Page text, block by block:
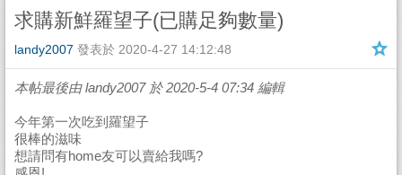
求購新鮮羅望子(已購足夠數量)
landy2007 發表於 2020-4-27 14:12:48
本帖最後由 landy2007 於 2020-5-4 07:34 編輯
今年第一次吃到羅望子
很棒的滋味
想請問有home友可以賣給我嗎?